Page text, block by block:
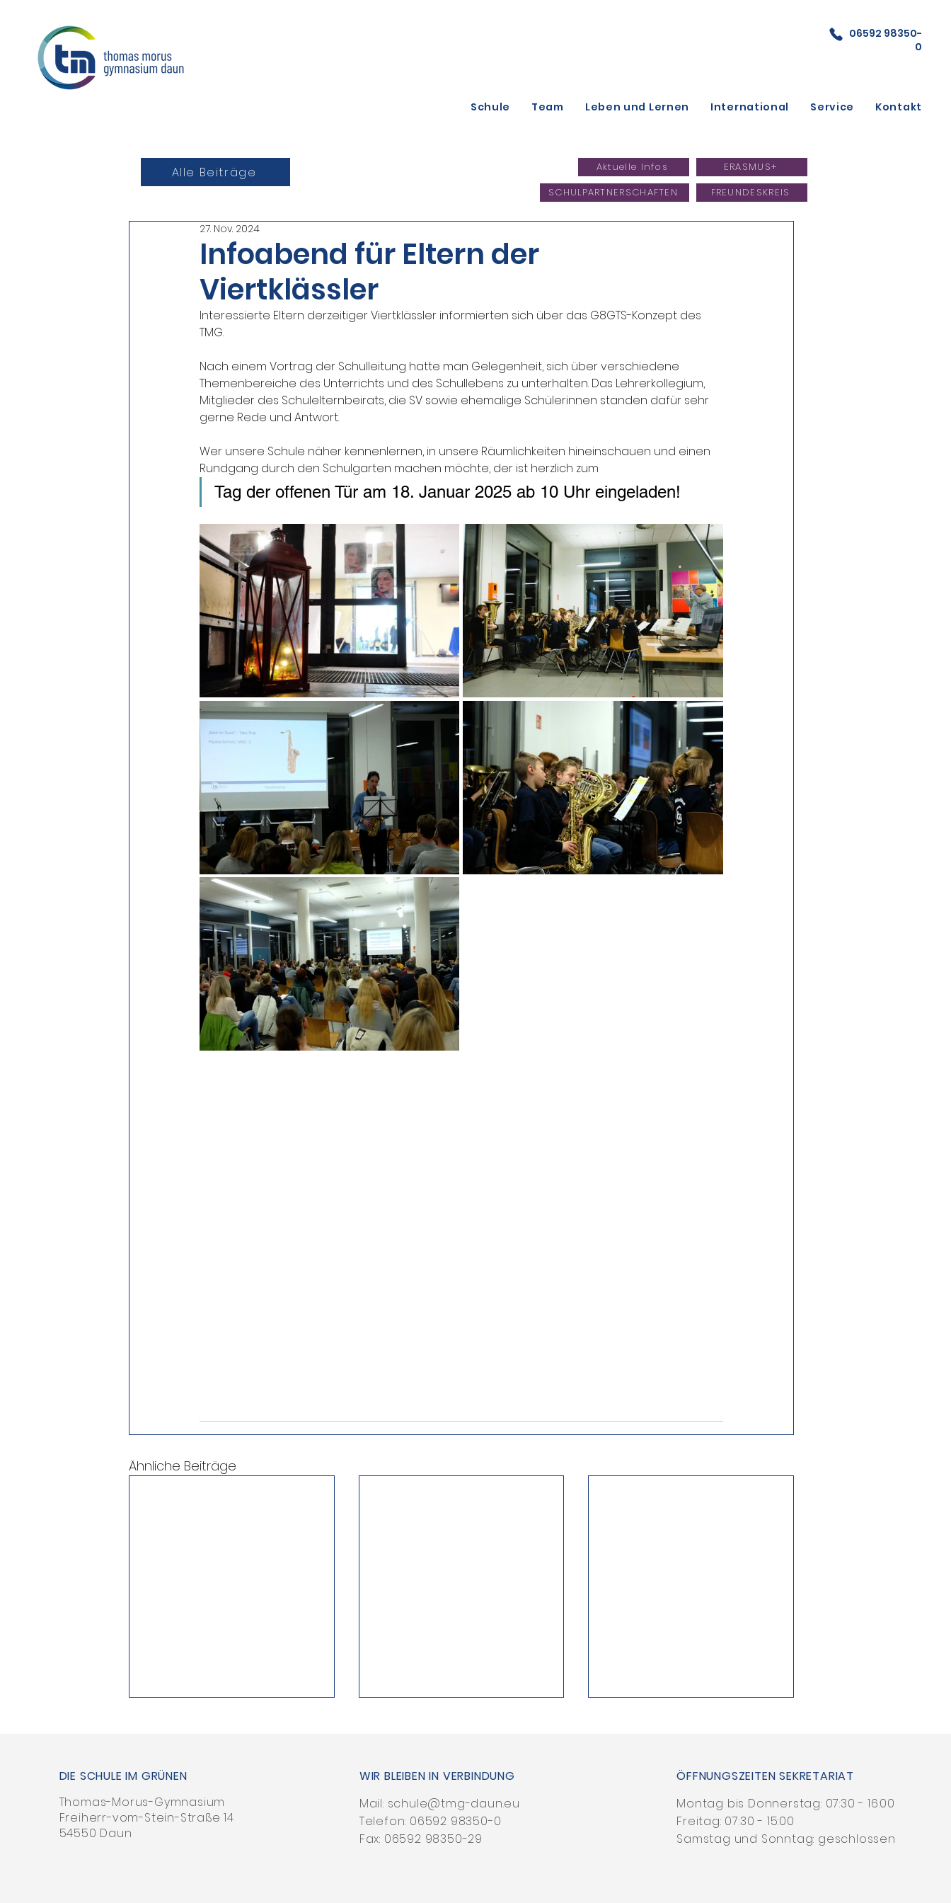
06592 98350-
0
Schule Team Leben und Lernen International Service Kontakt
Alle Beiträge Aktuelle Infos
ERASMUS+
SCHULPARTNERSCHAFTEN
FREUNDESKREIS
Infoabend für Eltern der
Viertklässler
27. Nov. 2024
Interessierte Eltern derzeitiger Viertklässler informierten sich über das G8GTS-Konzept des
TMG.
Nach einem Vortrag der Schulleitung hatte man Gelegenheit, sich über verschiedene
Themenbereiche des Unterrichts und des Schullebens zu unterhalten. Das Lehrerkollegium,
Mitglieder des Schulelternbeirats, die SV sowie ehemalige Schülerinnen standen dafür sehr
gerne Rede und Antwort.
Wer unsere Schule näher kennenlernen, in unsere Räumlichkeiten hineinschauen und einen
Rundgang durch den Schulgarten machen möchte, der ist herzlich zum
Tag der offenen Tür am 18. Januar 2025 ab 10 Uhr eingeladen!
Ähnliche Beiträge
Per aspera ad astrum
DIE SCHULE IM GRÜNEN
Thomas-Morus-Gymnasium
Freiherr-vom-Stein-Straße 14
54550 Daun
WIR BLEIBEN IN VERBINDUNG
Mail: schule@tmg-daun.eu
Telefon: 06592 98350-0
Fax: 06592 98350-29
ÖFFNUNGSZEITEN SEKRETARIAT
Montag bis Donnerstag: 07:30 - 16:00
Freitag: 07:30 - 15:00
Samstag und Sonntag: geschlossen